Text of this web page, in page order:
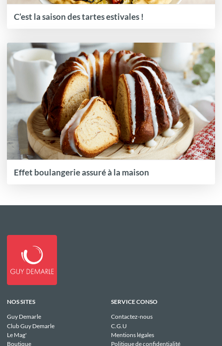
C’est la saison des tartes estivales !
Effet boulangerie assuré à la maison
NOS SITES
Guy Demarle
Club Guy Demarle
Le Mag'
Boutique
SERVICE CONSO
Contactez-nous
C.G.U
Mentions légales
Politique de confidentialité